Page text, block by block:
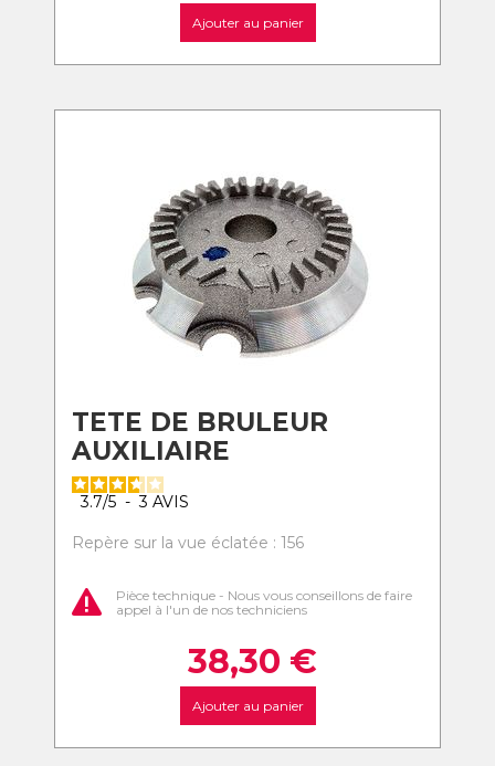
Ajouter au panier
TETE DE BRULEUR
AUXILIAIRE
3.7/5 - 3 AVIS
Repère sur la vue éclatée : 156
Pièce technique - Nous vous conseillons de faire
appel à l'un de nos techniciens
38,30 €
Ajouter au panier